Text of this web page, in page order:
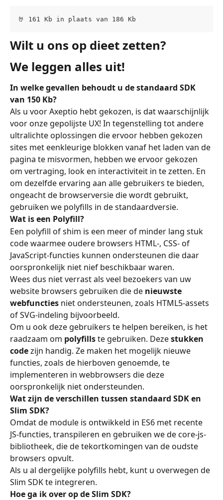
🤘 161 Kb in plaats van 186 Kb
Wilt u ons op dieet zetten?
We leggen alles uit!
In welke gevallen behoudt u de standaard SDK
van 150 Kb?
Als u voor Axeptio hebt gekozen, is dat waarschijnlijk
voor onze gepolijste UX! In tegenstelling tot andere
ultralichte oplossingen die ervoor hebben gekozen
sites met eenkleurige blokken vanaf het laden van de
pagina te misvormen, hebben we ervoor gekozen
om vertraging, look en interactiviteit in te zetten. En
om dezelfde ervaring aan alle gebruikers te bieden,
ongeacht de browserversie die wordt gebruikt,
gebruiken we polyfills in de standaardversie.
Wat is een Polyfill?
Een polyfill of shim is een meer of minder lang stuk
code waarmee oudere browsers HTML-, CSS- of
JavaScript-functies kunnen ondersteunen die daar
oorspronkelijk niet nief beschikbaar waren.
Wees dus niet verrast als veel bezoekers van uw
website browsers gebruiken die de nieuwste
webfuncties niet ondersteunen, zoals HTML5-assets
of SVG-indeling bijvoorbeeld.
Om u ook deze gebruikers te helpen bereiken, is het
raadzaam om polyfills te gebruiken. Deze stukken
code zijn handig. Ze maken het mogelijk nieuwe
functies, zoals de hierboven genoemde, te
implementeren in webbrowsers die deze
oorspronkelijk niet ondersteunden.
Wat zijn de verschillen tussen standaard SDK en
Slim SDK?
Omdat de module is ontwikkeld in ES6 met recente
JS-functies, transpileren en gebruiken we de core-js-
bibliotheek, die de tekortkomingen van de oudste
browsers opvult.
Als u al dergelijke polyfills hebt, kunt u overwegen de
Slim SDK te integreren.
Hoe ga ik over op de Slim SDK?